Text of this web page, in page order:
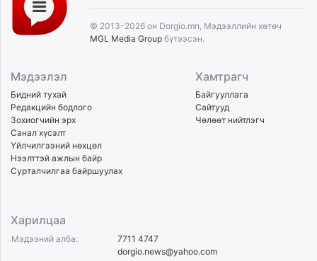
© 2013-2026 он Dorgio.mn, Мэдээллийн хөтөч
MGL Media Group бүтээсэн.
Мэдээлэл
Бидний тухай
Редакцийн бодлого
Зохиогчийн эрх
Санал хүсэлт
Үйлчилгээний нөхцөл
Нээлттэй ажлын байр
Сурталчилгаа байршуулах
Хамтрагч
Байгууллага
Сайтууд
Чөлөөт нийтлэгч
Харилцаа
Мэдээний алба:
7711 4747
dorgio.news@yahoo.com